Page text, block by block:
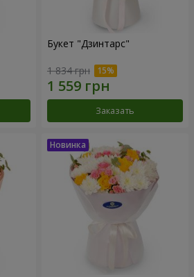
Букет "Дзинтарс"
1 834 грн
Заказать